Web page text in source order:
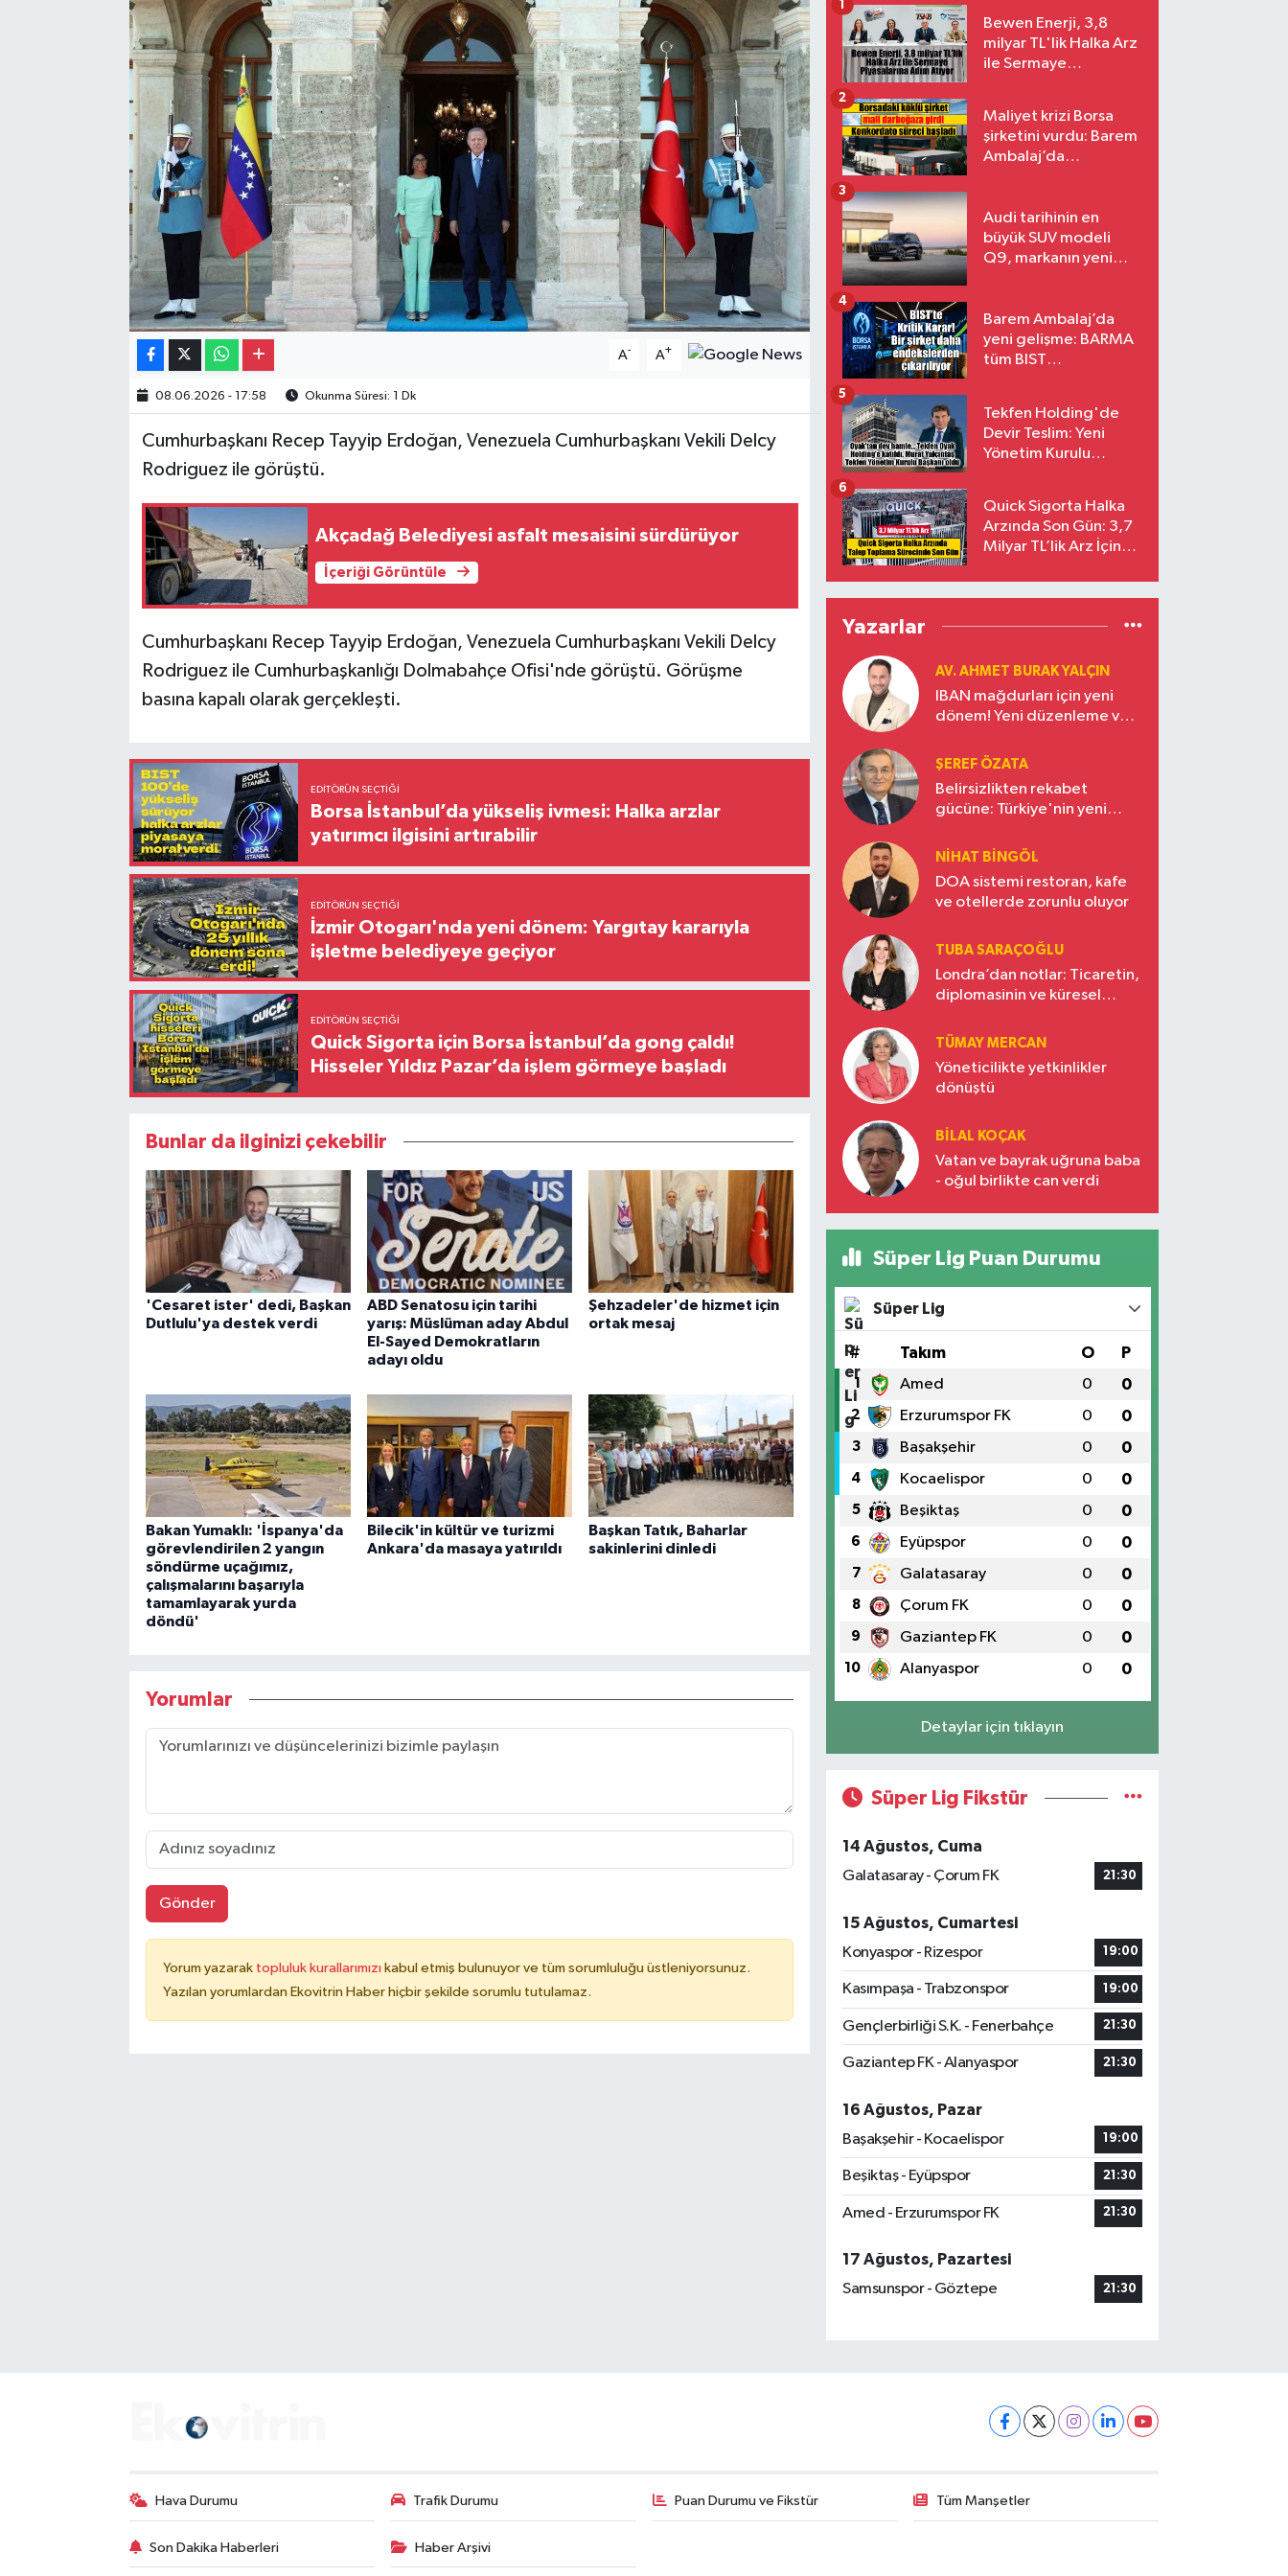
A- A+
08.06.2026 - 17:58 Okunma Süresi: 1 Dk
Cumhurbaşkanı Recep Tayyip Erdoğan, Venezuela Cumhurbaşkanı Vekili Delcy
Rodriguez ile görüştü.
Akçadağ Belediyesi asfalt mesaisini sürdürüyor
İçeriği Görüntüle
Cumhurbaşkanı Recep Tayyip Erdoğan, Venezuela Cumhurbaşkanı Vekili Delcy
Rodriguez ile Cumhurbaşkanlığı Dolmabahçe Ofisi'nde görüştü. Görüşme
basına kapalı olarak gerçekleşti.
EDITÖRÜN SEÇTIĞI
Borsa İstanbul’da yükseliş ivmesi: Halka arzlar
yatırımcı ilgisini artırabilir
EDITÖRÜN SEÇTIĞI
İzmir Otogarı'nda yeni dönem: Yargıtay kararıyla
işletme belediyeye geçiyor
EDITÖRÜN SEÇTIĞI
Quick Sigorta için Borsa İstanbul’da gong çaldı!
Hisseler Yıldız Pazar’da işlem görmeye başladı
Bunlar da ilginizi çekebilir
'Cesaret ister' dedi, Başkan
Dutlulu'ya destek verdi
ABD Senatosu için tarihi
yarış: Müslüman aday Abdul
El-Sayed Demokratların
adayı oldu
Şehzadeler'de hizmet için
ortak mesaj
Bakan Yumaklı: 'İspanya'da
görevlendirilen 2 yangın
söndürme uçağımız,
çalışmalarını başarıyla
tamamlayarak yurda
döndü'
Bilecik'in kültür ve turizmi
Ankara'da masaya yatırıldı
Başkan Tatık, Baharlar
sakinlerini dinledi
Yorumlar
Gönder
Yorum yazarak topluluk kurallarımızı kabul etmiş bulunuyor ve tüm sorumluluğu üstleniyorsunuz.
Yazılan yorumlardan Ekovitrin Haber hiçbir şekilde sorumlu tutulamaz.
Bewen Enerji, 3,8
milyar TL'lik Halka Arz
ile Sermaye
1
Maliyet krizi Borsa
şirketini vurdu: Barem
Ambalaj’da
2
Audi tarihinin en
büyük SUV modeli
Q9, markanın yeni
3
Barem Ambalaj’da
yeni gelişme: BARMA
tüm BIST
4
Tekfen Holding'de
Devir Teslim: Yeni
Yönetim Kurulu
5
Quick Sigorta Halka
Arzında Son Gün: 3,7
Milyar TL’lik Arz İçin
Eriyor
6
Yazarlar
AV. AHMET BURAK YALÇIN
IBAN mağdurları için yeni
dönem! Yeni düzenleme ve
ŞEREF ÖZATA
Belirsizlikten rekabet
gücüne: Türkiye'nin yeni
NIHAT BINGÖL
DOA sistemi restoran, kafe
ve otellerde zorunlu oluyor
TUBA SARAÇOĞLU
Londra’dan notlar: Ticaretin,
diplomasinin ve küresel
Türkiye’nin yükselen gücü
TÜMAY MERCAN
Yöneticilikte yetkinlikler
dönüştü
BILAL KOÇAK
Vatan ve bayrak uğruna baba
- oğul birlikte can verdi
Süper Lig Puan Durumu
Süper Lig
# Takım O P
1 Amed 0 0
2 Erzurumspor FK 0 0
3 Başakşehir 0 0
4 Kocaelispor 0 0
5 Beşiktaş 0 0
6 Eyüpspor 0 0
7 Galatasaray 0 0
8 Çorum FK 0 0
9 Gaziantep FK 0 0
10 Alanyaspor 0 0
Detaylar için tıklayın
Süper Lig Fikstür
14 Ağustos, Cuma
Galatasaray - Çorum FK
21:30
15 Ağustos, Cumartesi
Konyaspor - Rizespor
19:00
Kasımpaşa - Trabzonspor 19:00
Gençlerbirliği S.K. - Fenerbahçe 21:30
Gaziantep FK - Alanyaspor 21:30
16 Ağustos, Pazar
Başakşehir - Kocaelispor
19:00
Beşiktaş - Eyüpspor 21:30
Amed - Erzurumspor FK 21:30
17 Ağustos, Pazartesi
Samsunspor - Göztepe
21:30
Hava Durumu Trafik Durumu Puan Durumu ve Fikstür Tüm Manşetler
Son Dakika Haberleri Haber Arşivi
Gayrimenkul